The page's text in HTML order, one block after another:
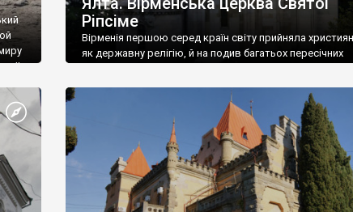
ІІ,
Ріпсіме
Вірменія першою серед країн світу прийняла
як державну релігію, й на подив багатьох пересічних